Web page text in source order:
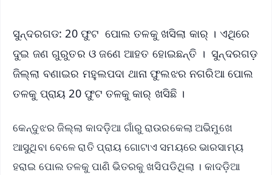
ସୁନ୍ଦରଗଡ: 20 ଫୁଟ ପୋଲ ତଳକୁ ଖସିଲା କାର୍ । ଏଥିରେ
ଦୁଇ ଜଣ ଗୁରୁତର ଓ ଜଣେ ଆହତ ହୋଇଛନ୍ତି । ସୁନ୍ଦରଗଡ଼
ଜିଲ୍ଲା ବଣାଇର ମହୁଲପଦା ଥାନା ଫୁଲଝର ନଗରିଆ ପୋଲ
ତଳକୁ ପ୍ରାୟ 20 ଫୁଟ ତଳକୁ କାର୍‌ ଖସିଛି ।
କେନ୍ଦୁଝର ଜିଲ୍ଲା କାଦଡ଼ିଆ ଗାଁରୁ ରାଉରକେଲା ଅଭିମୁଖେ
ଆସୁଥିବା ବେଳେ ରାତି ପ୍ରାୟ ଗୋଟାଏ ସମୟରେ ଭାରସାମ୍ୟ
ହରାଇ ପୋଲ ତଳକୁ ପାଣି ଭିତରକୁ ଖସିପଡିଥିଲା । କାଦଡ଼ିଆ